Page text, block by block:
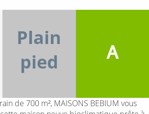
Plain
pied
A
de 700 m², MAISONS BEBIUM vous